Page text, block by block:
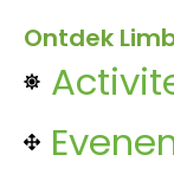
Ontdek